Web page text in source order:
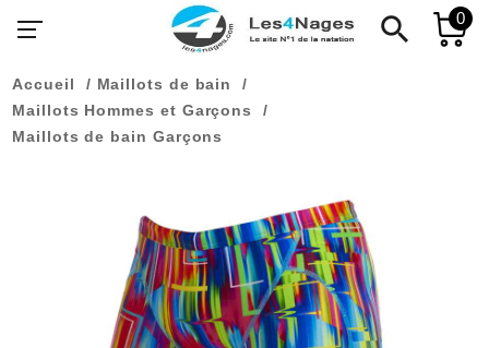
search 0
Accueil
Maillots de bain
Maillots Hommes et Garçons
Maillots de bain Garçons